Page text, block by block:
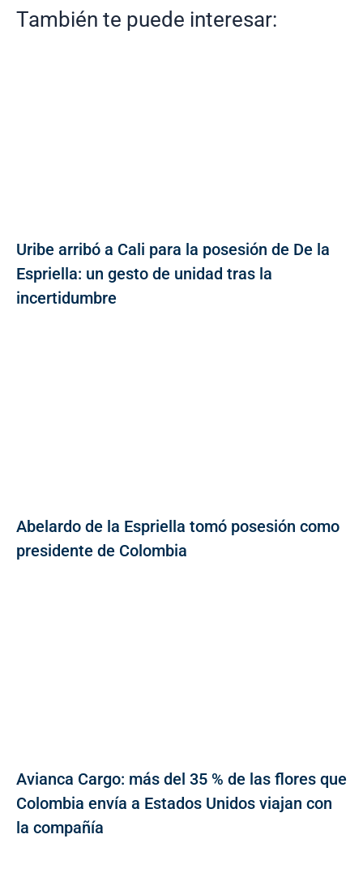
También te puede interesar:
Uribe arribó a Cali para la posesión de De la
Espriella: un gesto de unidad tras la
incertidumbre
Abelardo de la Espriella tomó posesión como
presidente de Colombia
Avianca Cargo: más del 35 % de las flores que
Colombia envía a Estados Unidos viajan con
la compañía